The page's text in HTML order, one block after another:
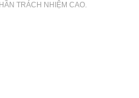
TRÁCH NHIỆM CAO.